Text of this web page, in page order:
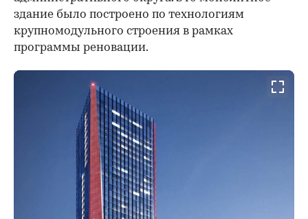
здание было построено по технологиям
крупномодульного строения в рамках
программы реновации.